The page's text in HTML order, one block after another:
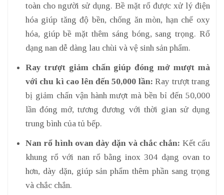
toàn cho người sử dụng. Bề mặt rổ được xử lý điện
hóa giúp tăng độ bền, chống ăn mòn, hạn chế oxy
hóa, giúp bề mặt thêm sáng bóng, sang trọng. Rổ
dạng nan dễ dàng lau chùi và vệ sinh sản phẩm.
Ray trượt giảm chấn giúp đóng mở mượt mà
với chu kì cao lên đến 50,000 lần: Ray trượt trang
bị giảm chấn vận hành mượt mà bền bỉ đến 50,000
lần đóng mở, tương đương với thời gian sử dụng
trung bình của tủ bếp.
Nan rổ hình ovan dày dặn và chắc chắn: Kết cấu
khung rổ với nan rổ bằng inox 304 dạng ovan to
hơn, dày dặn, giúp sản phẩm thêm phần sang trọng
và chắc chắn.